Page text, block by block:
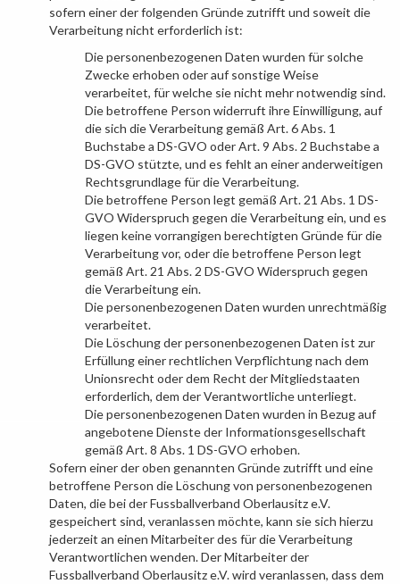
sofern einer der folgenden Gründe zutrifft und soweit die
Verarbeitung nicht erforderlich ist:
Die personenbezogenen Daten wurden für solche
Zwecke erhoben oder auf sonstige Weise
verarbeitet, für welche sie nicht mehr notwendig sind.
Die betroffene Person widerruft ihre Einwilligung, auf
die sich die Verarbeitung gemäß Art. 6 Abs. 1
Buchstabe a DS-GVO oder Art. 9 Abs. 2 Buchstabe a
DS-GVO stützte, und es fehlt an einer anderweitigen
Rechtsgrundlage für die Verarbeitung.
Die betroffene Person legt gemäß Art. 21 Abs. 1 DS-
GVO Widerspruch gegen die Verarbeitung ein, und es
liegen keine vorrangigen berechtigten Gründe für die
Verarbeitung vor, oder die betroffene Person legt
gemäß Art. 21 Abs. 2 DS-GVO Widerspruch gegen
die Verarbeitung ein.
Die personenbezogenen Daten wurden unrechtmäßig
verarbeitet.
Die Löschung der personenbezogenen Daten ist zur
Erfüllung einer rechtlichen Verpflichtung nach dem
Unionsrecht oder dem Recht der Mitgliedstaaten
erforderlich, dem der Verantwortliche unterliegt.
Die personenbezogenen Daten wurden in Bezug auf
angebotene Dienste der Informationsgesellschaft
gemäß Art. 8 Abs. 1 DS-GVO erhoben.
Sofern einer der oben genannten Gründe zutrifft und eine
betroffene Person die Löschung von personenbezogenen
Daten, die bei derFussballverband Oberlausitz e.V.
gespeichert sind, veranlassen möchte, kann sie sich hierzu
jederzeit an einen Mitarbeiter des für die Verarbeitung
Verantwortlichen wenden. Der Mitarbeiter der
Fussballverband Oberlausitz e.V.wird veranlassen, dass dem